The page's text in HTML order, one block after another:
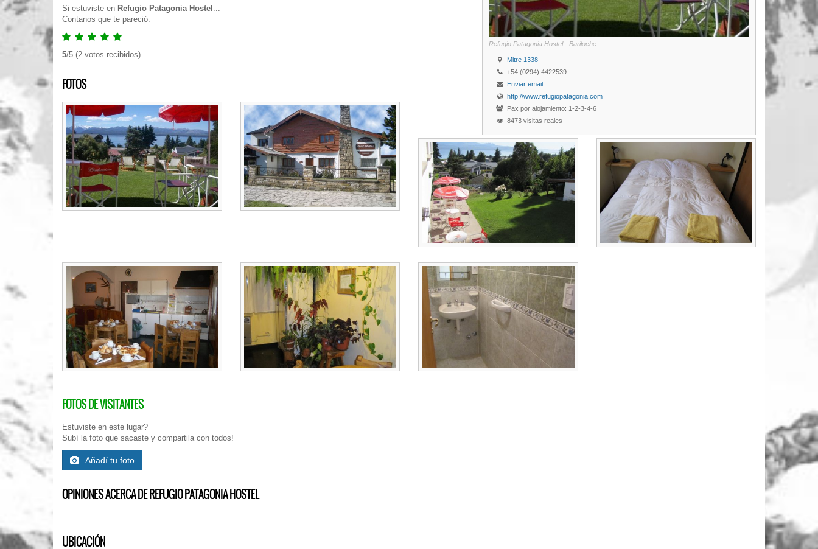
Refugio Patagonia Hostel - Bariloche
Mitre 1338
+54 (0294) 4422539
Enviar email
http://www.refugiopatagonia.com
Pax por alojamiento: 1-2-3-4-6
8473 visitas reales
Si estuviste en Refugio Patagonia Hostel ...
Contanos que te pareció:
5/5 (2 votos recibidos)
FOTOS
FOTOS DE VISITANTES
Estuviste en este lugar?
Subí la foto que sacaste y compartila con todos!
Añadí tu foto
OPINIONES ACERCA DE REFUGIO PATAGONIA HOSTEL
UBICACIÓN